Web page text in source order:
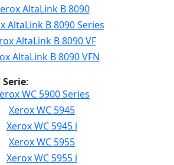
AltaLink B 8090
AltaLink B 8090 Series
AltaLink B 8090 VF
AltaLink B 8090 VFN
Serie:
WC 5900 Series
Xerox WC 5945
Xerox WC 5945 i
Xerox WC 5955
Xerox WC 5955 i